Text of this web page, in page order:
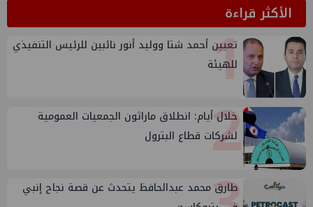
الأكثر قراءة1
تعيين أحمد شتا ووليد أنور نائبين للرئيس التنفيذي
للهيئة
2
خلال أيام: انطلاق ماراثون الجمعيات العمومية
لشركات قطاع البترول
طارق محمد عبدالحافظ يتحدث عن قصة نجاح إنبي